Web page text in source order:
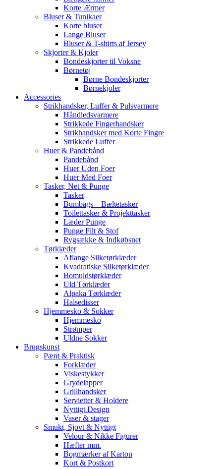
Korte Ærmer
Bluser & Tunikaer
Korte bluser
Lange Bluser
Bluser & T-shirts af Jersey
Skjorter & Kjoler
Bondeskjorter til Voksne
Børnetøj
Børne Bondeskjorter
Børnekjoler
Accessories
Strikhandsker, Luffer & Pulsvarmere
Håndledsvarmere
Strikkede Fingerhandsker
Strikhandsker med Korte Fingre
Strikkede Luffer
Huer & Pandebånd
Pandebånd
Huer Uden Foer
Huer Med Foer
Tasker, Net & Punge
Tasker
Bumbags – Bæltetasker
Toilettasker & Projekttasker
Læder Punge
Punge Filt & Stof
Rygsække & Indkøbsnet
Tørklæder
Aflange Silketørklæder
Kvadratiske Silketørklæder
Bomuldstørklæder
Uld Tørklæder
Alpaka Tørklæder
Halsedisser
Hjemmesko & Sokker
Hjemmesko
Strømper
Uldne Sokker
Brugskunst
Pænt & Praktisk
Forklæder
Viskestykker
Grydelapper
Grillhandsker
Servietter & Holdere
Nyttigt Design
Vaser & stager
Smukt, Sjovt & Nyttigt
Velour & Nikke Figurer
Hæfter mm.
Bogmærker af Karton
Kort & Postkort